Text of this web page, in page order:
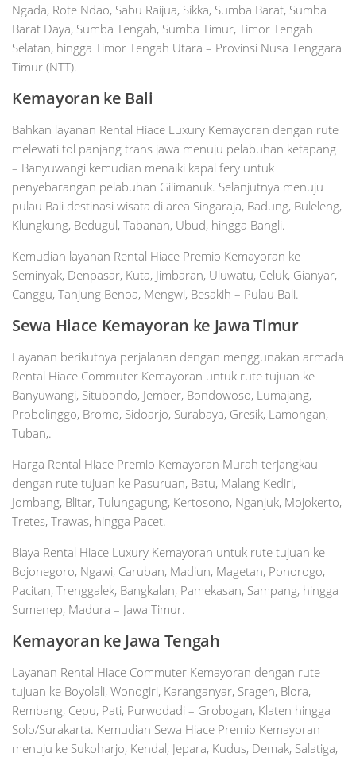
Ngada, Rote Ndao, Sabu Raijua, Sikka, Sumba Barat, Sumba
Barat Daya, Sumba Tengah, Sumba Timur, Timor Tengah
Selatan, hingga Timor Tengah Utara – Provinsi Nusa Tenggara
Timur (NTT).
Kemayoran ke Bali
Bahkan layanan Rental Hiace Luxury Kemayoran dengan rute
melewati tol panjang trans jawa menuju pelabuhan ketapang
– Banyuwangi kemudian menaiki kapal fery untuk
penyebarangan pelabuhan Gilimanuk. Selanjutnya menuju
pulau Bali destinasi wisata di area Singaraja, Badung, Buleleng,
Klungkung, Bedugul, Tabanan, Ubud, hingga Bangli.
Kemudian layanan Rental Hiace Premio Kemayoran ke
Seminyak, Denpasar, Kuta, Jimbaran, Uluwatu, Celuk, Gianyar,
Canggu, Tanjung Benoa, Mengwi, Besakih – Pulau Bali.
Sewa Hiace Kemayoran ke Jawa Timur
Layanan berikutnya perjalanan dengan menggunakan armada
Rental Hiace Commuter Kemayoran untuk rute tujuan ke
Banyuwangi, Situbondo, Jember, Bondowoso, Lumajang,
Probolinggo, Bromo, Sidoarjo, Surabaya, Gresik, Lamongan,
Tuban,.
Harga Rental Hiace Premio Kemayoran Murah terjangkau
dengan rute tujuan ke Pasuruan, Batu, Malang Kediri,
Jombang, Blitar, Tulungagung, Kertosono, Nganjuk, Mojokerto,
Tretes, Trawas, hingga Pacet.
Biaya Rental Hiace Luxury Kemayoran untuk rute tujuan ke
Bojonegoro, Ngawi, Caruban, Madiun, Magetan, Ponorogo,
Pacitan, Trenggalek, Bangkalan, Pamekasan, Sampang, hingga
Sumenep, Madura – Jawa Timur.
Kemayoran ke Jawa Tengah
Layanan Rental Hiace Commuter Kemayoran dengan rute
tujuan ke Boyolali, Wonogiri, Karanganyar, Sragen, Blora,
Rembang, Cepu, Pati, Purwodadi – Grobogan, Klaten hingga
Solo/Surakarta. Kemudian Sewa Hiace Premio Kemayoran
menuju ke Sukoharjo, Kendal, Jepara, Kudus, Demak, Salatiga,